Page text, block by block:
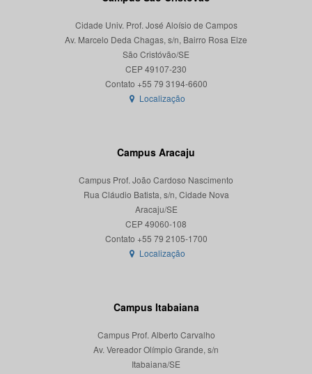
Cidade Univ. Prof. José Aloísio de Campos
Av. Marcelo Deda Chagas, s/n, Bairro Rosa Elze
São Cristóvão/SE
CEP 49107-230
Localização
Campus Aracaju
Campus Prof. João Cardoso Nascimento
Rua Cláudio Batista, s/n, Cidade Nova
Aracaju/SE
CEP 49060-108
Localização
Campus Itabaiana
Campus Prof. Alberto Carvalho
Av. Vereador Olímpio Grande, s/n
Itabaiana/SE